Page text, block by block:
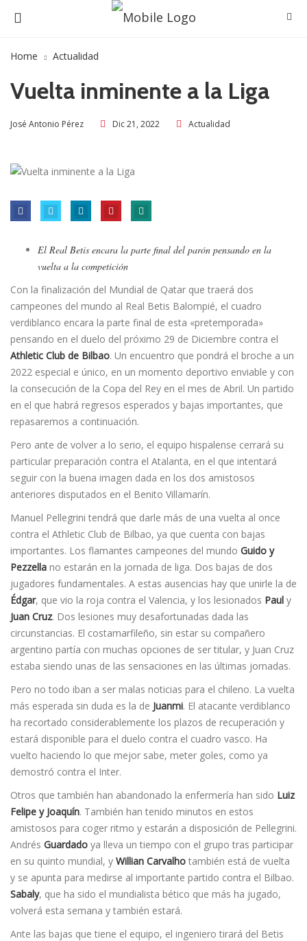
Home Actualidad
Vuelta inminente a la Liga
José Antonio Pérez Dic 21, 2022 Actualidad
El Real Betis encara la parte final del parón pensando en la
vuelta a la competición
Con la finalización del Mundial de Qatar que traerá dos
campeones del mundo al Real Betis Balompié, el cuadro
verdiblanco encara la parte final de esta «pretemporada»
pensando en el duelo del próximo 29 de Diciembre contra el
Athletic Club de Bilbao. Un encuentro que pondrá el broche a un
2022 especial e único, en un momento deportivo enviable y con
la consecución de la Copa del Rey en el mes de Abril. Un partido
en el que habrá regresos esperados y bajas importantes, que
repasaremos a continuación.
Pero ante de volver a lo serio, el equipo hispalense cerrará su
particular preparación contra el Atalanta, en el que intentará
seguir con la buena imagen dada en los dos amistosos
anteriores disputados en el Benito Villamarín.
Manuel Pellegrini tendrá que darle más de una vuelta al once
contra el Athletic Club de Bilbao, ya que cuenta con bajas
importantes. Los flamantes campeones del mundo Guido y
Pezzella no estarán en la jornada de liga. Dos bajas de dos
jugadores fundamentales. A estas ausencias hay que unirle la de
Édgar, que vio la roja contra el Valencia, y los lesionados Paul y
Juan Cruz. Dos lesiones muy desafortunadas dada las
circunstancias. El costamarfileño, sin estar su compañero
argentino partía con muchas opciones de ser titular, y Juan Cruz
estaba siendo unas de las sensaciones en las últimas jornadas.
Pero no todo iban a ser malas noticias para el chileno. La vuelta
más esperada sin duda es la de Juanmi. El atacante verdiblanco
ha recortado considerablemente los plazos de recuperación y
estará disponible para el duelo contra el cuadro vasco. Ha
vuelto haciendo lo que mejor sabe, meter goles, como ya
demostró contra el Inter.
Otros que también han abandonado la enfermería han sido Luiz
Felipe y Joaquín. También han tenido minutos en estos
amistosos para coger ritmo y estarán a disposición de Pellegrini.
Andrés Guardado ya lleva un tiempo con el grupo tras participar
en su quinto mundial, y Willian Carvalho también está de vuelta
y se apunta para medirse al importante partido contra el Bilbao.
Sabaly, que ha sido el mundialista bético que más ha jugado,
volverá esta semana y también estará.
Ante las bajas que tiene el equipo, el ingeniero tirará del Betis